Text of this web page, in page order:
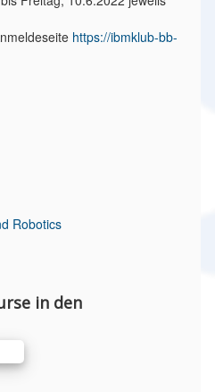
https://ibmklub-bb-
Robotics
in den